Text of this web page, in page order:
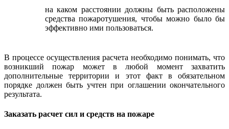
на каком расстоянии должны быть расположены
средства пожаротушения, чтобы можно было бы
эффективно ими пользоваться.
В процессе осуществления расчета необходимо понимать, что
возникший пожар может в любой момент захватить
дополнительные территории и этот факт в обязательном
порядке должен быть учтен при оглашении окончательного
результата.
Заказать расчет сил и средств на пожаре